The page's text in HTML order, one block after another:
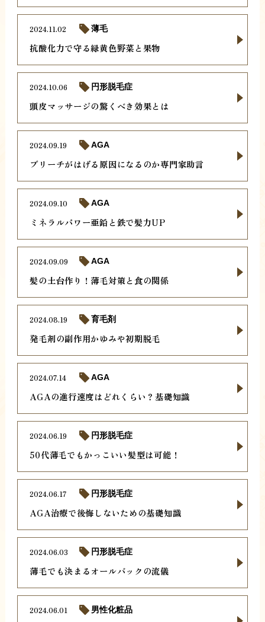
抗酸化力で守る緑黄色野菜と果物
2024.11.02 薄毛
頭皮マッサージの驚くべき効果とは
2024.10.06 円形脱毛症
ブリーチがはげる原因になるのか専門家助言
2024.09.19 AGA
ミネラルパワー亜鉛と鉄で髪力UP
2024.09.10 AGA
髪の土台作り！薄毛対策と食の関係
2024.09.09 AGA
発毛剤の副作用かゆみや初期脱毛
2024.08.19 育毛剤
AGAの進行速度はどれくらい？基礎知識
2024.07.14 AGA
50代薄毛でもかっこいい髪型は可能！
2024.06.19 円形脱毛症
AGA治療で後悔しないための基礎知識
2024.06.17 円形脱毛症
薄毛でも決まるオールバックの流儀
2024.06.03 円形脱毛症
2024.06.01 男性化粧品